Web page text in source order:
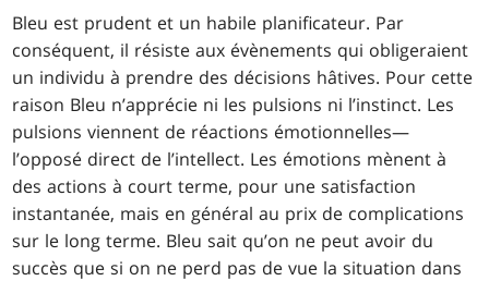
Bleu est prudent et un habile planificateur. Par
conséquent, il résiste aux évènements qui obligeraient
un individu à prendre des décisions hâtives. Pour cette
raison Bleu n’apprécie ni les pulsions ni l’instinct. Les
pulsions viennent de réactions émotionnelles—
l’opposé direct de l’intellect. Les émotions mènent à
des actions à court terme, pour une satisfaction
instantanée, mais en général au prix de complications
sur le long terme. Bleu sait qu’on ne peut avoir du
succès que si on ne perd pas de vue la situation dans